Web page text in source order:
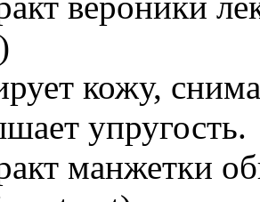
кожу,
упругость.
манжетки